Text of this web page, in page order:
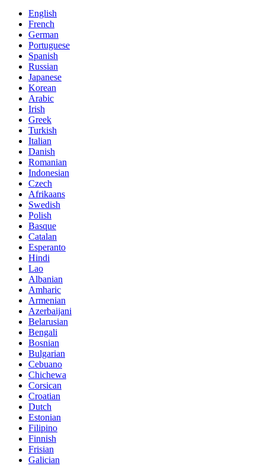
English
French
German
Portuguese
Spanish
Russian
Japanese
Korean
Arabic
Irish
Greek
Turkish
Italian
Danish
Romanian
Indonesian
Czech
Afrikaans
Swedish
Polish
Basque
Catalan
Esperanto
Hindi
Lao
Albanian
Amharic
Armenian
Azerbaijani
Belarusian
Bengali
Bosnian
Bulgarian
Cebuano
Chichewa
Corsican
Croatian
Dutch
Estonian
Filipino
Finnish
Frisian
Galician